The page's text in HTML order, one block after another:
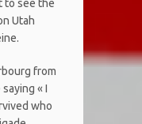
to see the
Utah
from
« I
who